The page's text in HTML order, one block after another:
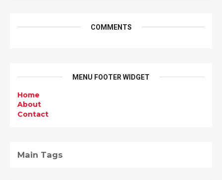
COMMENTS
MENU FOOTER WIDGET
Home
About
Contact
Main Tags